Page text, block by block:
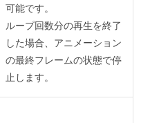
可能です。
ループ回数分の再生を終了
した場合、アニメーション
の最終フレームの状態で停
止します。